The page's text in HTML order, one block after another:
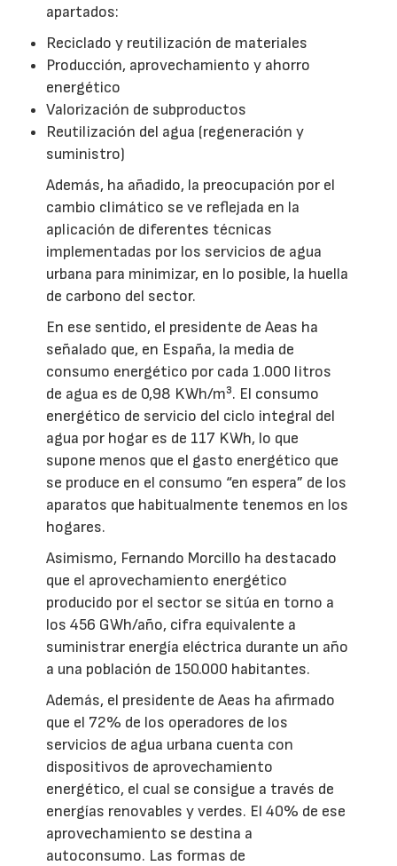
apartados:
Reciclado y reutilización de materiales
Producción, aprovechamiento y ahorro
energético
Valorización de subproductos
Reutilización del agua (regeneración y
suministro)
Además, ha añadido, la preocupación por el
cambio climático se ve reflejada en la
aplicación de diferentes técnicas
implementadas por los servicios de agua
urbana para minimizar, en lo posible, la huella
de carbono del sector.
En ese sentido, el presidente de Aeas ha
señalado que, en España, la media de
consumo energético por cada 1.000 litros
de agua es de 0,98 KWh/m³. El consumo
energético de servicio del ciclo integral del
agua por hogar es de 117 KWh, lo que
supone menos que el gasto energético que
se produce en el consumo “en espera” de los
aparatos que habitualmente tenemos en los
hogares.
Asimismo, Fernando Morcillo ha destacado
que el aprovechamiento energético
producido por el sector se sitúa en torno a
los 456 GWh/año, cifra equivalente a
suministrar energía eléctrica durante un año
a una población de 150.000 habitantes.
Además, el presidente de Aeas ha afirmado
que el 72% de los operadores de los
servicios de agua urbana cuenta con
dispositivos de aprovechamiento
energético, el cual se consigue a través de
energías renovables y verdes. El 40% de ese
aprovechamiento se destina a
autoconsumo. Las formas de